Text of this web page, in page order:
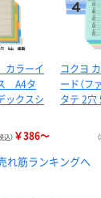
ラーイ
A4タ
クスシ
込） ￥386～
コクヨ
ード（フ
タテ 2
れ筋ランキングへ